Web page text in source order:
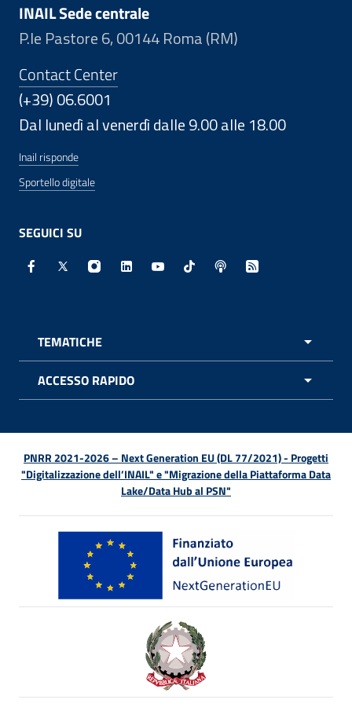
INAIL Sede centrale
P.le Pastore 6, 00144 Roma (RM)
Contact Center
(+39) 06.6001
Dal lunedì al venerdì dalle 9.00 alle 18.00
Inail risponde
Sportello digitale
SEGUICI SU
Facebook - Sito esterno - Apertura in nuova finestra
X - Sito esterno - Apertura in nuova finestra
Instagram - Sito esterno - Apertura in
Linkedin - Sito esterno - Apertura in
Youtube - Sito esterno -
TikTok - Sito esterno -
Spreaker - Sito
Feed RSS -
TEMATICHE
ACCESSO RAPIDO
PNRR 2021-2026 – Next Generation EU (DL 77/2021) - Progetti
"Digitalizzazione dell’INAIL" e "Migrazione della Piattaforma Data
Lake/Data Hub al PSN"